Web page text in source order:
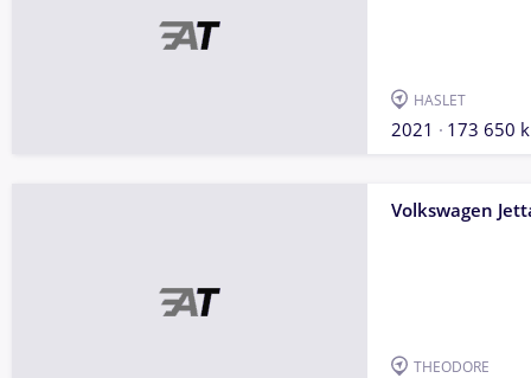
HASLET
2021 173 650
Volkswagen
THEODORE